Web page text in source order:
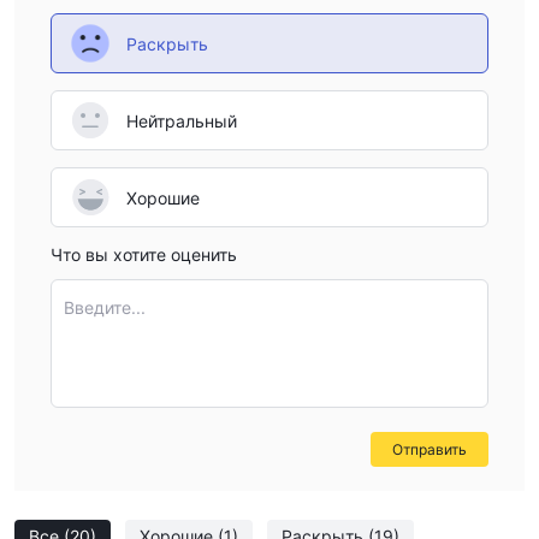
регуляторного надзора, что указывает на отсутствие
соблюдения установленных финансовых стандартов и
потенциально создает риски для пользователей.
налагает строгие региональные ограничения, ограничивая
доступ для пользователей из стран, таких как США, Канада,
Япония, Австралия, Куба, Афганистан, Таиланд, Северная
Корея, Южный Судан и другие ограниченные регионы. Это
может ограничить доступность платформы для глобальной
аудитории.
Регуляторный взгляд:JP PRO работает как
нерегулируемая торговая платформа без официальной
лицензии. Отсутствие регуляторного надзора указывает на
регулирующими органами.
Раскрыть
Нейтральный
Хорошие
Что вы хотите оценить
Введите...
Отправить